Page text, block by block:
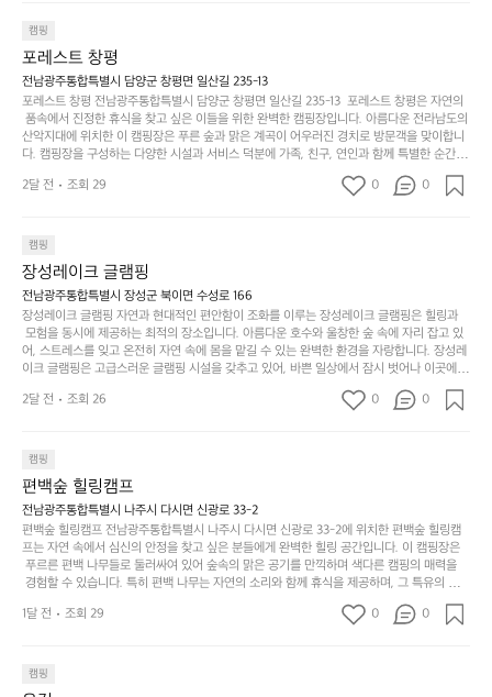
다.
그
럴
때
는
차
을
가
려
보
세
요.
튼
을
조
용
히
고
다
니
고
싶
어
는
크
기,
무
게,
이
의
아
주
미
하
지
않
은
디
자
웃
도
어
의
경
럽
게
이
어
주
무
좋
네
요
이
이
라
고
해
야
하
리
를
잡
았
는
함께 좋은 시간을 보낼 수 있다는 것입니다. 또한, 하이글루 인근에는 다양한 트레킹 코스와
자전거 도로가 있어 아웃도어 활동을 좋아하는 이들에게 더욱 참조할 만한 장소가 됩니다.
담양의 아름다운 자연과 함께, 건강한 레저 활동을 즐기며 행복한 캠핑 경험을 쌓으실 수 있
습니다. 하이글루에서 특별한 순간을 만끽해보세요. 따뜻한 햇살과 함께하는 아침, 상징적인
담양의 죽녹원과 함께 어우러진 저녁, 그리고 고요한 밤하늘 아래에서 별을 바라보며 나누는
이야기들은 여러분의 캠핑 여행을 더욱 특별하게 만들어 줄 것입니다.  인기 정도: ★★★★
★
캠핑
포레스트 창평
전남광주통합특별시 담양군 창평면 일산길 235-13
포레스트 창평 전남광주통합특별시 담양군 창평면 일산길 235-13  포레스트 창평은 자연의
품속에서 진정한 휴식을 찾고 싶은 이들을 위한 완벽한 캠핑장입니다. 아름다운 전라남도의
산악지대에 위치한 이 캠핑장은 푸른 숲과 맑은 계곡이 어우러진 경치로 방문객을 맞이합니
다. 캠핑장을 구성하는 다양한 시설과 서비스 덕분에 가족, 친구, 연인과 함께 특별한 순간을
만들어갈 수 있는 최적의 공간이 됩니다.  포레스트 창평은 주말마다 직접 재배한 신선한 농
산물을 제공하는 캠핑장으로, 현지에서만 느낄 수 있는 자연의 맛을 경험할 수 있습니다. 또
으며 깊은 숙면을 취할 수 있는 기회를 제공합니다.  이곳은 자연과의 완벽한 조화를 이루며,
다채로운 야외 활동을 제공합니다. 특히 어린이들은 안전하게 놀 수 있는 놀이시설이 마련
되어 있어 부모님들과 함께 즐거운 시간을 보낼 수 있습니다. 주변의 다양한 관광지와 먹거
리를 탐험하는 재미도 포레스트 창평의 매력 중 하나입니다.  또한, 캠핑장을 방문한 후 지속
적으로 재방문하는 이들이 많아 인기가 날로 상승하고 있습니다. 포레스트 창평은 단순한 캠
핑 그 이상을 제공하며, 자연을 사랑하는 모든 이들에게 꼭 한번 경험해봐야 할 장소로 자리
잡았습니다.  인기 정도: ★★★★★
2달 전 조회 29 0 0
캠핑
장성레이크 글램핑
전남광주통합특별시 장성군 북이면 수성로 166
장성레이크 글램핑 자연과 현대적인 편안함이 조화를 이루는 장성레이크 글램핑은 힐링과
모험을 동시에 제공하는 최적의 장소입니다. 아름다운 호수와 울창한 숲 속에 자리 잡고 있
어, 스트레스를 잊고 온전히 자연 속에 몸을 맡길 수 있는 완벽한 환경을 자랑합니다. 장성레
이크 글램핑은 고급스러운 글램핑 시설을 갖추고 있어, 바쁜 일상에서 잠시 벗어나 이곳에
오면 사치스러운 휴식이 가능해집니다. 독립된 텐트에서 제공되는 특별한 불멍 공간은 소중
한 사람과 함께 따뜻한 이야기를 나눌 수 있는 소중한 시간을 만들어 줍니다. 또한, 주변의 자
을 창출하는 시간이 될 것입니다. 특히 식사를 좋아하는 분들에게는 매주 특별한 바비큐 파
티와 지역에서 나는 신선한 재료로 만든 다양한 요리를 제공하여 미각을 만족시켜 줍니다.
장성레이크 글램핑은 그 아름다운 경관과 최고 품질의 시설 덕분에 최근 몇 년 사이에 특히
주목받고 있는 캠핑장 중 하나입니다. 주말이면 방문객이 가득해 예약이 빠르게 차는 만큼
미리 일정을 계획하시는 것이 좋습니다. 나만의 프라이빗한 공간에서 가족 및 사랑하는 사
람들과 함께하세요. 당신의 대자연 속 힐링을 기다리는 장성레이크 글램핑은 언젠가 반드시
방문해봐야 할 명소로 자리매김하였습니다. 인기 정도: ★★★★★
2달 전 조회 26 0 0
캠핑
편백숲 힐링캠프
전남광주통합특별시 나주시 다시면 신광로 33-2
편백숲 힐링캠프 전남광주통합특별시 나주시 다시면 신광로 33-2에 위치한 편백숲 힐링캠
프는 자연 속에서 심신의 안정을 찾고 싶은 분들에게 완벽한 힐링 공간입니다. 이 캠핑장은
푸르른 편백 나무들로 둘러싸여 있어 숲속의 맑은 공기를 만끽하며 색다른 캠핑의 매력을
경험할 수 있습니다. 특히 편백 나무는 자연의 소리와 함께 휴식을 제공하며, 그 특유의 아로
마향이 심리적 안정감을 가져다줍니다. 이곳에서 아침 햇살을 맞으며 조용한 숲속에서의 커
피 한 잔은 그 어떤 도시의 카페에서 느끼기 힘든 특별함을 선사합니다. 편백숲 힐링캠프는
즐길 수 있는 기회도 많은데, 자전거를 타거나 숲속을 거닐며 다양한 생태계를 체험해보는
것도 일상의 스트레스를 잊게 해줍니다. 또한, 캠프파이어를 즐기며 별빛 아래서 시간을 보
1달 전 조회 29 0 0
캠핑